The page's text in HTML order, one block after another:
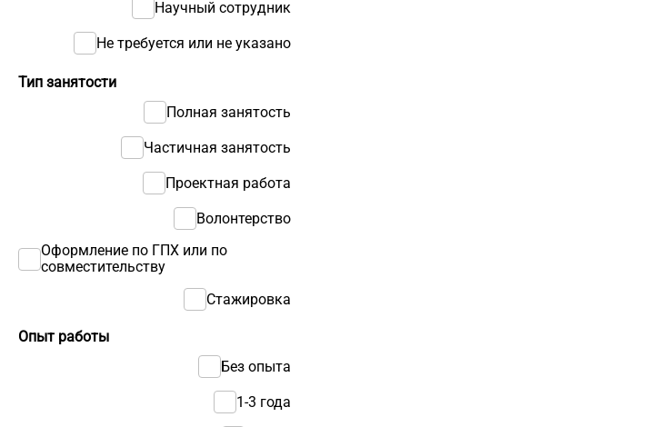
Тип занятости
Полная занятость
Частичная занятость
Проектная работа
Волонтерство
Оформление по ГПХ или по
совместительству
Стажировка
Научный сотрудник
Не требуется или не указано
Опыт работы
Без опыта
1-3 года